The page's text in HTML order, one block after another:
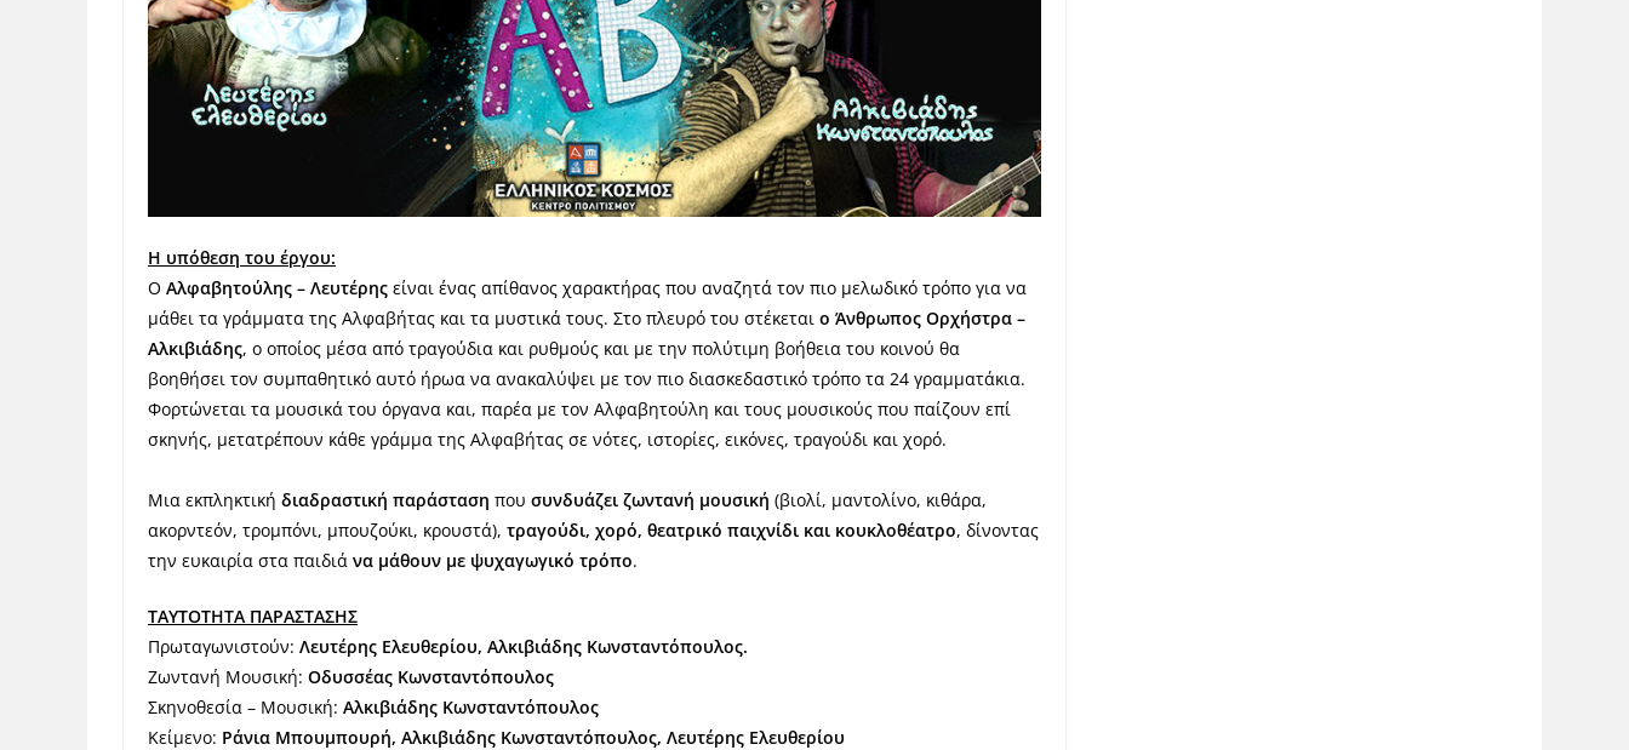
Η υπόθεση του έργου:
Ο Αλφαβητούλης – Λευτέρης είναι ένας απίθανος χαρακτήρας που αναζητά τον πιο μελωδικό τρόπο για να
μάθει τα γράμματα της Αλφαβήτας και τα μυστικά τους. Στο πλευρό του στέκεται ο Άνθρωπος Ορχήστρα –
Αλκιβιάδης, ο οποίος μέσα από τραγούδια και ρυθμούς και με την πολύτιμη βοήθεια του κοινού θα
βοηθήσει τον συμπαθητικό αυτό ήρωα να ανακαλύψει με τον πιο διασκεδαστικό τρόπο τα 24 γραμματάκια.
Φορτώνεται τα μουσικά του όργανα και, παρέα με τον Αλφαβητούλη και τους μουσικούς που παίζουν επί
σκηνής, μετατρέπουν κάθε γράμμα της Αλφαβήτας σε νότες, ιστορίες, εικόνες, τραγούδι και χορό.
Μια εκπληκτική διαδραστική παράσταση που συνδυάζει ζωντανή μουσική (βιολί, μαντολίνο, κιθάρα,
ακορντεόν, τρομπόνι, μπουζούκι, κρουστά), τραγούδι, χορό, θεατρικό παιχνίδι και κουκλοθέατρο, δίνοντας
την ευκαιρία στα παιδιά να μάθουν με ψυχαγωγικό τρόπο.
ΤΑΥΤΟΤΗΤΑ ΠΑΡΑΣΤΑΣΗΣ
Πρωταγωνιστούν: Λευτέρης Ελευθερίου, Αλκιβιάδης Κωνσταντόπουλος.
Ζωντανή Μουσική: Οδυσσέας Κωνσταντόπουλος
Σκηνοθεσία – Μουσική: Αλκιβιάδης Κωνσταντόπουλος
Κείμενο: Ράνια Μπουμπουρή, Αλκιβιάδης Κωνσταντόπουλος, Λευτέρης Ελευθερίου